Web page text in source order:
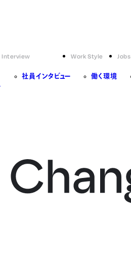
Interview
社員インタビュー
Work Style
働く環境
Jobs